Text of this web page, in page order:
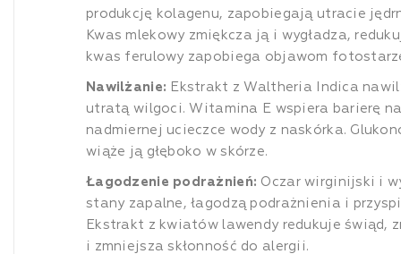
produkcję kolagenu, zapobiegają utracie
Kwas mlekowy zmiękcza ją i wygładza,
kwas ferulowy zapobiega objawom
Nawilżanie: Ekstrakt z Waltheria Indica
utratą wilgoci. Witamina E wspiera barierę
nadmiernej ucieczce wody z naskórka.
wiąże ją głęboko w skórze.
Łagodzenie podrażnień: Oczar wirginijski i
stany zapalne, łagodzą podrażnienia i
Ekstrakt z kwiatów lawendy redukuje świąd,
i zmniejsza skłonność do alergii.